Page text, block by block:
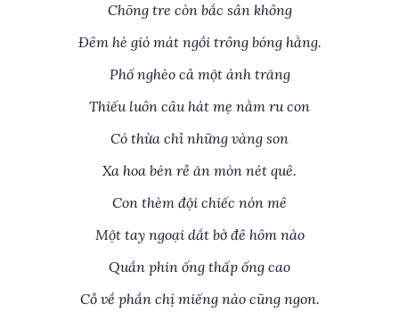
Chõng tre còn bắc sân không
Đêm hè gió mát ngồi trông bóng hằng.
Phố nghèo cả một ánh trăng
Thiếu luôn câu hát mẹ nằm ru con
Có thừa chỉ những vàng son
Xa hoa bén rễ ăn mòn nét quê.
Con thèm đội chiếc nón mê
Một tay ngoại dắt bờ đê hôm nào
Quần phin ống thấp ống cao
Cỗ về phần chị miếng nào cũng ngon.